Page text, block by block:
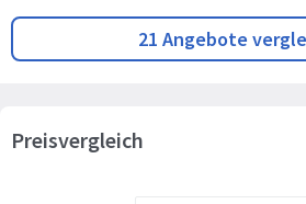
21 Angebote
Preisvergleich